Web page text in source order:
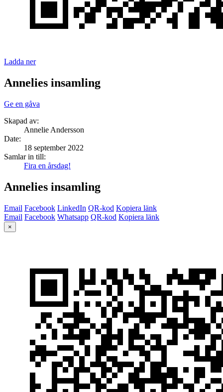
Ladda ner
Annelies insamling
Ge en gåva
Skapad av:
Annelie Andersson
Date:
18 september 2022
Samlar in till:
Fira en årsdag!
Annelies insamling
Email Facebook LinkedIn QR-kod Kopiera länk
Email Facebook Whatsapp QR-kod Kopiera länk
×